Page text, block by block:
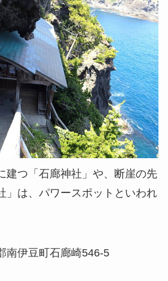
建つ「石廊神社」や、断崖の先
」は、パワースポットといわれ
南伊豆町石廊崎546-5